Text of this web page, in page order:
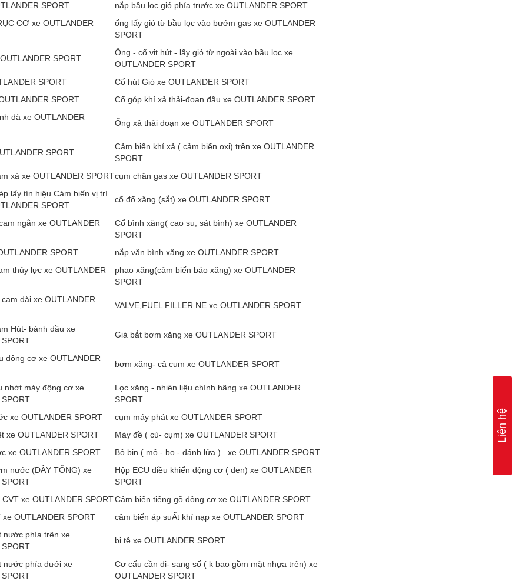
SPORT
nắp bầu lọc gió phía trước xe OUTLANDER SPORT
CƠ xe OUTLANDER
ống lấy gió từ bầu lọc vào bướm gas xe OUTLANDER
SPORT
SPORT
Ống - cổ vịt hút - lấy gió từ ngoài vào bầu lọc xe
OUTLANDER SPORT
SPORT
Cổ hút Gió xe OUTLANDER SPORT
SPORT
Cổ góp khí xả thải-đoạn đầu xe OUTLANDER SPORT
đà xe OUTLANDER
Ống xả thải đoạn xe OUTLANDER SPORT
SPORT
Cảm biến khí xả ( cảm biến oxi) trên xe OUTLANDER
SPORT
xả xe OUTLANDER SPORTcụm chân gas xe OUTLANDER SPORT
lấy tín hiệu Cảm biến vị trí
SPORT
cổ đổ xăng (sắt) xe OUTLANDER SPORT
ngắn xe OUTLANDER
Cổ bình xăng( cao su, sát bình) xe OUTLANDER
SPORT
SPORT
nắp vặn bình xăng xe OUTLANDER SPORT
thủy lực xe OUTLANDER
phao xăng(cảm biến báo xăng) xe OUTLANDER
SPORT
dài xe OUTLANDER
VALVE,FUEL FILLER NE xe OUTLANDER SPORT
Hút- bánh dầu xe
Giá bắt bơm xăng xe OUTLANDER SPORT
động cơ xe OUTLANDER
bơm xăng- cả cụm xe OUTLANDER SPORT
nhớt máy động cơ xe
Lọc xăng - nhiên liệu chính hãng xe OUTLANDER
SPORT
xe OUTLANDER SPORT
cụm máy phát xe OUTLANDER SPORT
xe OUTLANDER SPORT
Máy đề ( củ- cụm) xe OUTLANDER SPORT
xe OUTLANDER SPORT
Bô bin ( mô - bo - đánh lửa ) xe OUTLANDER SPORT
nước (DÂY TỔNG) xe
Hộp ECU điều khiển động cơ ( đen) xe OUTLANDER
SPORT
xe OUTLANDER SPORTCảm biến tiếng gõ động cơ xe OUTLANDER SPORT
OUTLANDER SPORT
cảm biến áp suẤt khí nạp xe OUTLANDER SPORT
nước phía trên xe
bi tê xe OUTLANDER SPORT
nước phía dưới xe
Cơ cấu cần đi- sang số ( k bao gồm mặt nhựa trên) xe
OUTLANDER SPORT
Liên hệ